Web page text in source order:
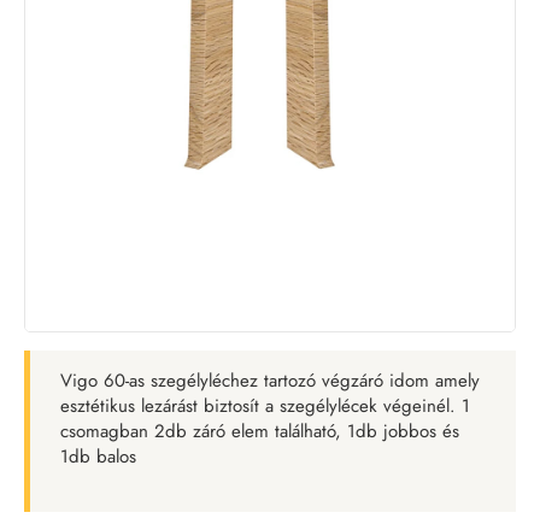
Vigo 60-as szegélyléchez tartozó végzáró idom amely
esztétikus lezárást biztosít a szegélylécek végeinél. 1
csomagban 2db záró elem található, 1db jobbos és
1db balos